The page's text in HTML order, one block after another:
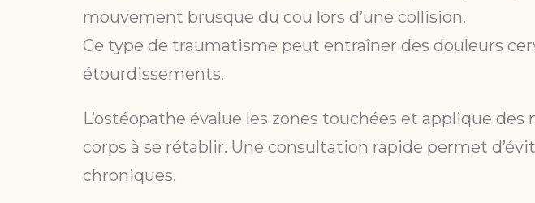
mouvement brusque du cou lors d’une collision.
Ce type de traumatisme peut entraîner des douleurs
étourdissements.
L’ostéopathe évalue les zones touchées et applique
corps à se rétablir. Une consultation rapide permet
chroniques.